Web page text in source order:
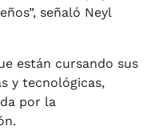
señaló Neyl
están cursando sus
y tecnológicas,
por la